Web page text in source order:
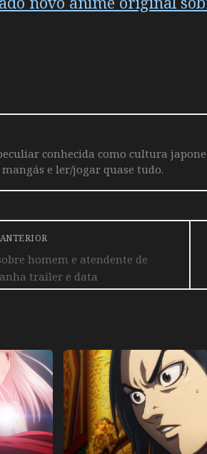
conhecida como cultura
e ler/jogar quase tudo.
homem e atendente de
trailer e data